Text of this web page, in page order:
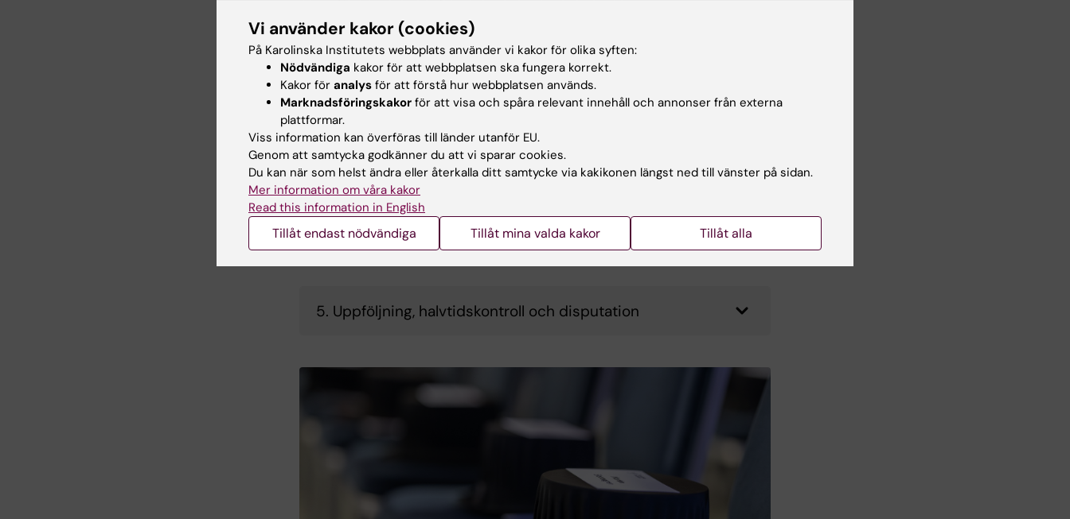
studieplanen för medicinsk vetenskap
doktorandens individuella studieplan som ska upprättas när
antagningsprocessen är avslutad.
4. Upprättande av individuell studieplan (ISP), ISP-
seminarium och fastställande av ISP
Vägen mot disputation
Under utbildningens gång görs årliga uppföljningar och en
halvtidskontroll innan det är dags att börja förbereda för disputation.
5. Uppföljning, halvtidskontroll och disputation
Vi använder kakor (cookies)
På Karolinska Institutets webbplats använder vi kakor för olika syften:
Nödvändiga kakor för att webbplatsen ska fungera korrekt.
Kakor för analys för att förstå hur webbplatsen används.
Marknadsföringskakor för att visa och spåra relevant innehåll och annonser från externa
plattformar.
Viss information kan överföras till länder utanför EU.
Genom att samtycka godkänner du att vi sparar cookies.
Du kan när som helst ändra eller återkalla ditt samtycke via kakikonen längst ned till vänster på sidan.
Mer information om våra kakor
Read this information in English
Tillåt endast nödvändiga Tillåt mina valda kakor Tillåt alla